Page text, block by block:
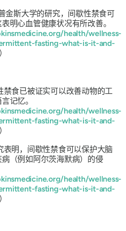
金斯大学的研究，间歇性禁食可
明心血管健康状况有所改善。
health/wellness-
fasting-what-is-it-and-
禁食已被证实可以改善动物的工
记忆。
health/wellness-
fasting-what-is-it-and-
表明，间歇性禁食可以保护大脑
（例如阿尔茨海默病）的侵
health/wellness-
fasting-what-is-it-and-